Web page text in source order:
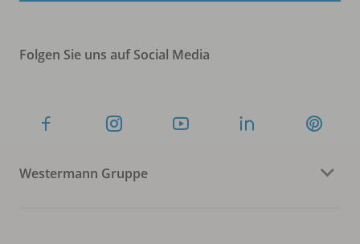
Folgen Sie uns auf Social Media
Westermann Gruppe